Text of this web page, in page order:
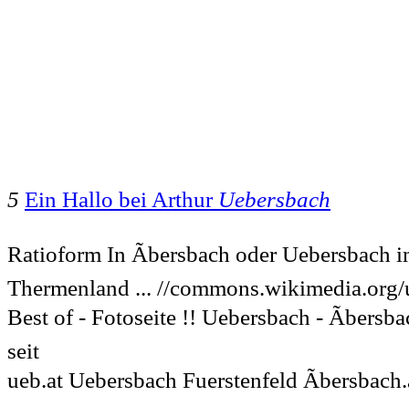
5 Ein Hallo bei Arthur Uebersbach
Ratioform In Ãbersbach oder Uebersbach
Thermenland ... //commons.wikimedia.org/
Best of - Fotoseite !! Uebersbach -
seit
ueb.at Uebersbach Fuerstenfeld